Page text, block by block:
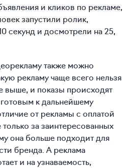
и кликов по рекламе,
запустили ролик,
секунд и досмотрели на 25,
также можно
рекламу чаще всего нельзя
выше, и показы происходят
к дальнейшему
от рекламы с оплатой
за заинтересованных
она больше подходит для
бренда. А реклама
и на узнаваемость,